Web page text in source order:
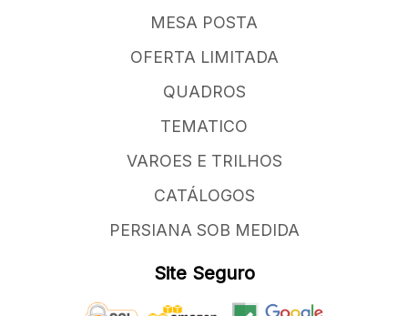
MESA POSTA
OFERTA LIMITADA
QUADROS
TEMATICO
VAROES E TRILHOS
CATÁLOGOS
PERSIANA SOB MEDIDA
Site Seguro